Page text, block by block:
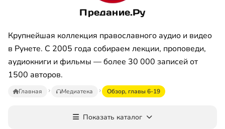
Предание.Ру
Крупнейшая коллекция православного аудио и видео
в Рунете. С 2005 года собираем лекции, проповеди,
аудиокниги и фильмы — более 30 000 записей от
1500 авторов.
Главная Медиатека Обзор, главы 6-19
Показать каталог